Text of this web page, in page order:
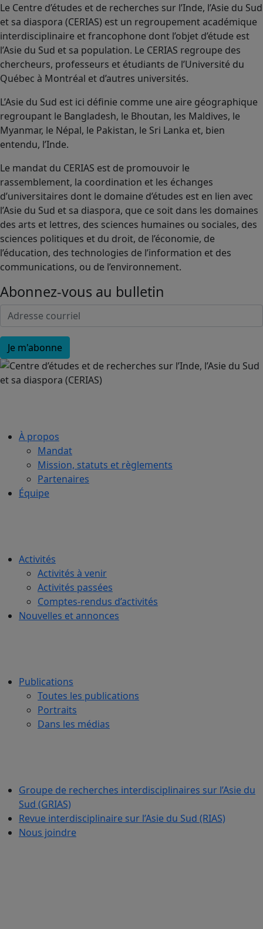
Le Centre d’études et de recherches sur l’Inde, l’Asie du Sud
et sa diaspora (CERIAS) est un regroupement académique
interdisciplinaire et francophone dont l’objet d’étude est
l’Asie du Sud et sa population. Le CERIAS regroupe des
chercheurs, professeurs et étudiants de l’Université du
Québec à Montréal et d’autres universités.
L’Asie du Sud est ici définie comme une aire géographique
regroupant le Bangladesh, le Bhoutan, les Maldives, le
Myanmar, le Népal, le Pakistan, le Sri Lanka et, bien
entendu, l’Inde.
Le mandat du CERIAS est de promouvoir le
rassemblement, la coordination et les échanges
d’universitaires dont le domaine d’études est en lien avec
l’Asie du Sud et sa diaspora, que ce soit dans les domaines
des arts et lettres, des sciences humaines ou sociales, des
sciences politiques et du droit, de l’économie, de
l’éducation, des technologies de l’information et des
communications, ou de l’environnement.
Abonnez-vous au bulletin
À propos
Mandat
Mission, statuts et règlements
Partenaires
Équipe
Activités
Activités à venir
Activités passées
Comptes-rendus d’activités
Nouvelles et annonces
Publications
Toutes les publications
Portraits
Dans les médias
Groupe de recherches interdisciplinaires sur l’Asie du
Sud (GRIAS)
Revue interdisciplinaire sur l’Asie du Sud (RIAS)
Nous joindre